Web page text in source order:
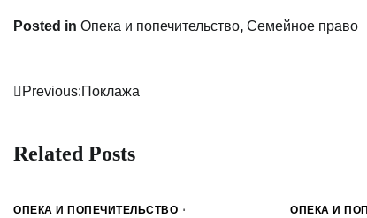
Posted in Опека и попечительство, Семейное право
Post
Previous:Поклажа
Related Posts
ОПЕКА И ПОПЕЧИТЕЛЬСТВО
ОПЕКА И